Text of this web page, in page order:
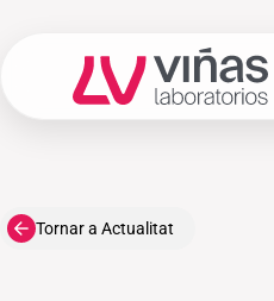
Laboratorios Viñas
Tornar a Actualitat